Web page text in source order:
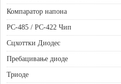
Компаратор напона
РС-485 / РС-422 Чип
Сцхоттки Диодес
Пребацивање диоде
Триоде